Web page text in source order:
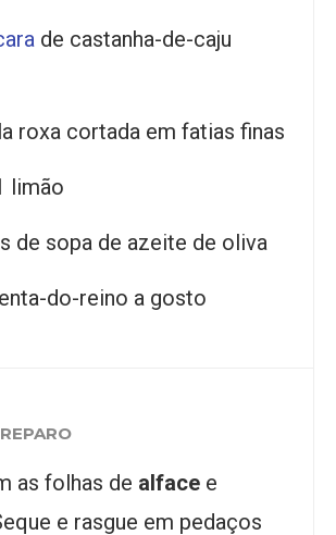
de castanha-de-caju
roxa cortada em fatias finas
limão
de sopa de azeite de oliva
do-reino a gosto
as folhas de alface e
e rasgue em pedaços